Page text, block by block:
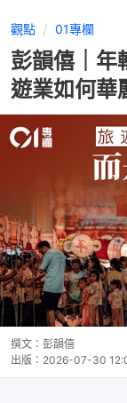
觀點 01專欄
彭韻僖｜
遊業如何華
撰文： 彭韻僖
出版： 2026-07-30